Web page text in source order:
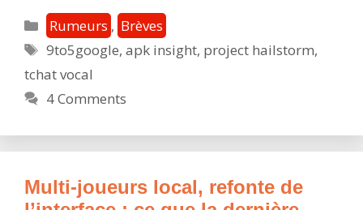
Android
:
ce
Catégories
Rumeurs , Brèves
Étiquettes
9to5google,apk insight, project hailstorm,
tchat vocal
4 Comments
Multi-joueurs local, refonte de